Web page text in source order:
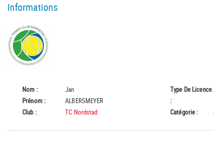
Informations
Nom :
Jan
Prénom :
ALBERSMEYER
Club :
TC Nordstad
Type De Licence
:
A
Catégorie :